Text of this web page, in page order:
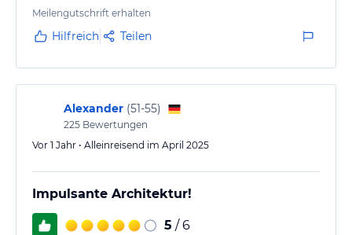
Meilengutschrift erhalten
Hilfreich Teilen
Alexander (51-55)
225 Bewertungen
Vor 1 Jahr • Alleinreisend im April 2025
Impulsante Architektur!
5 / 6